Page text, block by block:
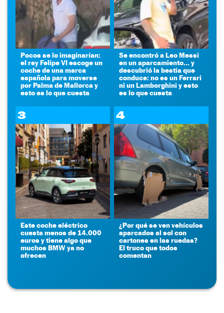
Pocos se lo imaginarían:
el rey Felipe VI escoge un
coche de una marca
española para moverse
por Palma de Mallorca y
esto es lo que cuesta
Se encontró a Leo Messi
en un aparcamiento... y
descubrió la bestia que
conduce: no es un Ferrari
ni un Lamborghini y esto
es lo que cuesta
3
Este coche eléctrico
cuesta menos de 14.000
euros y tiene algo que
muchos BMW ya no
ofrecen
4
¿Por qué se ven vehículos
aparcados al sol con
cartones en las ruedas?
El truco que todos
comentan